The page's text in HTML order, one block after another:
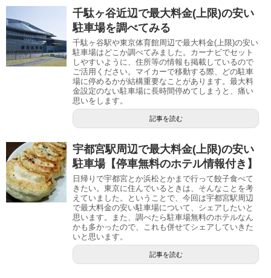
千駄ヶ谷近辺で最大料金(上限)の安い
駐車場を調べてみる
千駄ヶ谷駅や東京体育館周辺で最大料金(上限)の安い
駐車場はどこか調べてみました。カーナビでセット
しやすいように、住所等の情報も掲載しているので
ご活用ください。マイカーで移動する際、どの駐車
場に停めるかが結構重要なことがあります。最大料
金設定のない駐車場に長時間停めてしまうと、痛い
思いをします。
記事を読む
宇都宮駅周辺で最大料金(上限)の安い
駐車場【停車無料のホテル情報付き】
日帰りで宇都宮とか浜松とかまで行って餃子食べて
きたい。東京に住んでいるときは、そんなことを考
えていました。ということで、今回は宇都宮駅周辺
で最大料金の安い駐車場について、シェアしたいと
思います。また、調べたら駐車場無料のホテルなん
かも多かったので、これも併せてシェアしていきた
いと思います。
記事を読む